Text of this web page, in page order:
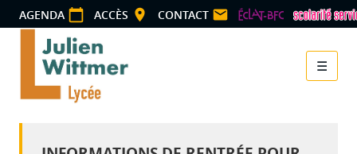
AGENDA ACCÈS CONTACT
☰
Menu
Panneau de gestion des cookies